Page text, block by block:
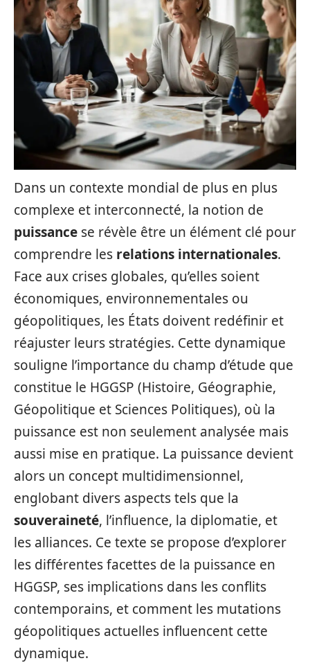
Dans un contexte mondial de plus en plus
complexe et interconnecté, la notion de
puissance se révèle être un élément clé pour
comprendre les relations internationales.
Face aux crises globales, qu’elles soient
économiques, environnementales ou
géopolitiques, les États doivent redéfinir et
réajuster leurs stratégies. Cette dynamique
souligne l’importance du champ d’étude que
constitue le HGGSP (Histoire, Géographie,
Géopolitique et Sciences Politiques), où la
puissance est non seulement analysée mais
aussi mise en pratique. La puissance devient
alors un concept multidimensionnel,
englobant divers aspects tels que la
souveraineté, l’influence, la diplomatie, et
les alliances. Ce texte se propose d’explorer
les différentes facettes de la puissance en
HGGSP, ses implications dans les conflits
contemporains, et comment les mutations
géopolitiques actuelles influencent cette
dynamique.